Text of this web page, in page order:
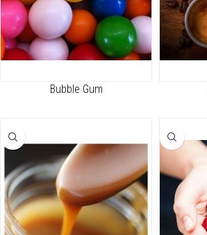
Bubble Gum